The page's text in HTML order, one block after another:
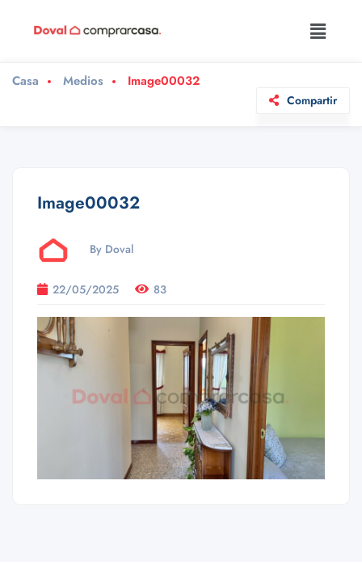
Casa Medios Image00032
Compartir
Image00032
By Doval
22/05/2025 83